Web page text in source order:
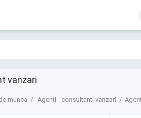
vanzari
munca Agenti - consultanti vanzari